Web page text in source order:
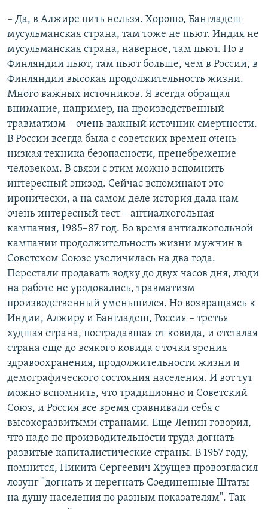
– Да, в Алжире пить нельзя. Хорошо, Бангладеш
мусульманская страна, там тоже не пьют. Индия не
мусульманская страна, наверное, там пьют. Но в
Финляндии пьют, там пьют больше, чем в России, в
Финляндии высокая продолжительность жизни.
Много важных источников. Я всегда обращал
внимание, например, на производственный
травматизм – очень важный источник смертности.
В России всегда была с советских времен очень
низкая техника безопасности, пренебрежение
человеком. В связи с этим можно вспомнить
интересный эпизод. Сейчас вспоминают это
иронически, а на самом деле история дала нам
очень интересный тест – антиалкогольная
кампания, 1985–87 год. Во время антиалкогольной
кампании продолжительность жизни мужчин в
Советском Союзе увеличилась на два года.
Перестали продавать водку до двух часов дня, люди
на работе не уродовались, травматизм
производственный уменьшился. Но возвращаясь к
Индии, Алжиру и Бангладеш, Россия – третья
худшая страна, пострадавшая от ковида, и отсталая
страна еще до всякого ковида с точки зрения
здравоохранения, продолжительности жизни и
демографического состояния населения. И вот тут
можно вспомнить, что традиционно и Советский
Союз, и Россия все время сравнивали себя с
высокоразвитыми странами. Еще Ленин говорил,
что надо по производительности труда догнать
развитые капиталистические страны. В 1957 году,
помнится, Никита Сергеевич Хрущев провозгласил
лозунг "догнать и перегнать Соединенные Штаты
на душу населения по разным показателям". Так